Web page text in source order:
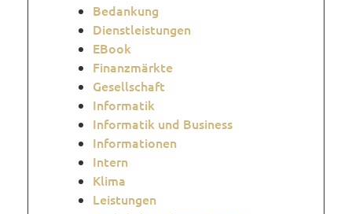
Bedankung
Dienstleistungen
EBook
Finanzmärkte
Gesellschaft
Informatik
Informatik und Business
Informationen
Intern
Klima
Leistungen